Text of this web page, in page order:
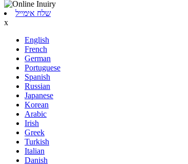
שלח אימייל
x
English
French
German
Portuguese
Spanish
Russian
Japanese
Korean
Arabic
Irish
Greek
Turkish
Italian
Danish